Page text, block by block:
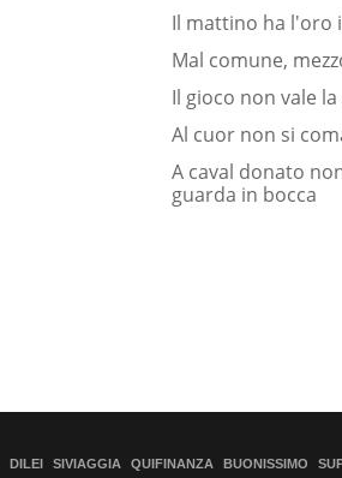
Il mattino ha l'oro
Mal comune,
Il gioco non vale
Al cuor non si
A caval donato
guarda in bocca
DILEI SIVIAGGIA QUIFINANZA BUONISSIMO